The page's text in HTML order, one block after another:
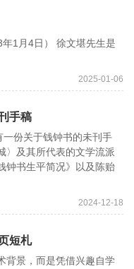
1月4日） 徐文堪先生是
2025-01-06
手稿
份关于钱钟书的未刊手
〉及其所代表的文学流派
钟书生平简况》以及陈贻
2024-12-18
短札
景，而是凭借兴趣自学